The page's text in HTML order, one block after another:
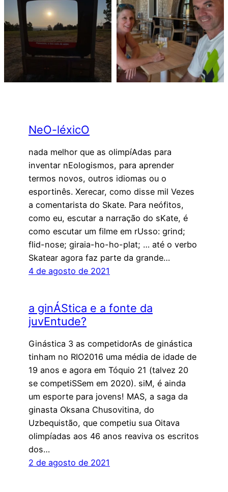
NeO-léxicO
nada melhor que as olimpíAdas para
inventar nEologismos, para aprender
termos novos, outros idiomas ou o
esportinês. Xerecar, como disse mil Vezes
a comentarista do Skate. Para neófitos,
como eu, escutar a narração do sKate, é
como escutar um filme em rUsso: grind;
flid-nose; giraia-ho-ho-plat; … até o verbo
Skatear agora faz parte da grande…
4 de agosto de 2021
a ginÁStica e a fonte da
juvEntude?
Ginástica 3 as competidorAs de ginástica
tinham no RIO2016 uma média de idade de
19 anos e agora em Tóquio 21 (talvez 20
se competiSSem em 2020). siM, é ainda
um esporte para jovens! MAS, a saga da
ginasta Oksana Chusovitina, do
Uzbequistão, que competiu sua Oitava
olimpíadas aos 46 anos reaviva os escritos
dos…
2 de agosto de 2021